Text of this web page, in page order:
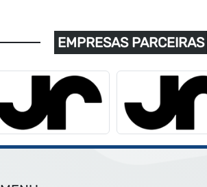
EMPRESAS PARCEIRAS